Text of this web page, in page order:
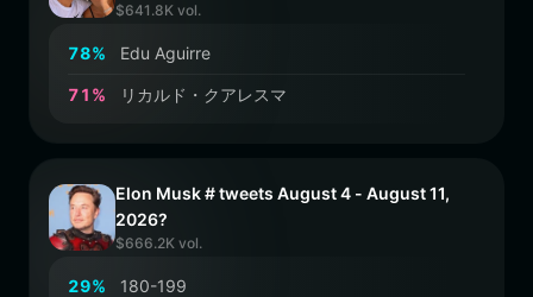
$641.8K vol.
78% Edu Aguirre
71 % リカルド・クアレスマ
Elon Musk # tweets August 4 - August 11,
2026?
$666.2K vol.
29% 180-199